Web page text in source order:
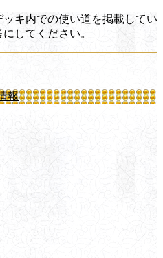
キ内での使い道を掲載してい
してください。
報